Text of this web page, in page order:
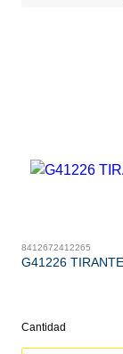
8412672412265
G41226
Cantidad